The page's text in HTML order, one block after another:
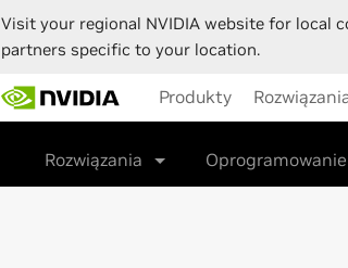
Visit your regional NVIDIA website for local
partners specific to your location.
Produkty
Rozwiązania Oprogramowanie